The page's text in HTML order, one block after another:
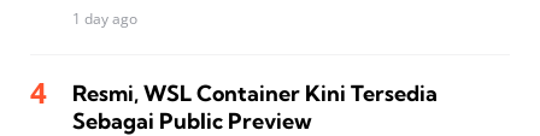
1 day ago
Resmi, WSL Container Kini Tersedia
Sebagai Public Preview